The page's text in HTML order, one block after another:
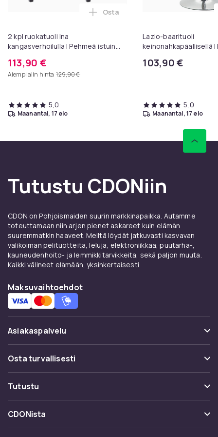
Tuotenro
0137eba5-d1a1-429c-940c-b39130b2010f
Tuoteturvallisuustiedot
2 kpl ruokatuoli Ina
kangasverhoilulla I Pehmeä istuin
lattiansuojilla
113,90 €
Aiempi alin hinta 129,90 €
Lisää 2 kpl ruokatuoli Ina
Osta
5,0
maanantai, 17 elo
Lazio-baarituoli
keinonahkapäällisellä |
Korkeussäädettävä
103,90 €
5,0
maanantai, 17 elo
Tutustu CDONiin
CDON on Pohjoismaiden suurin markkinapaikka. Autamme
toteuttamaan niin arjen pienet askareet kuin elämän
suuremmatkin haaveet. Meiltä löydät jatkuvasti kasvavan
valikoiman pelituotteita, leluja, elektroniikkaa, puutarha-,
kauneudenhoito- ja lemmikkitarvikkeita, sekä paljon muuta.
Kaikki välineet elämään, yksinkertaisesti.
Maksuvaihtoehdot
Asiakaspalvelu
Usein kysyttyä (UKK)
Seuraa pakettia
Ota yhteyttä
Osta turvallisesti
Maksuvaihtoehdot
Toimitus
Tutustu
Kategoriat
Tuotemerkit
CDONista